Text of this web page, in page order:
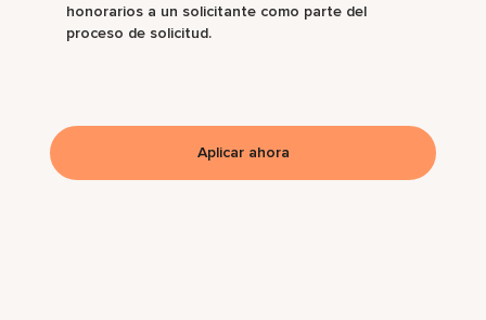
honorarios a un solicitante como parte del
proceso de solicitud.
Aplicar ahora